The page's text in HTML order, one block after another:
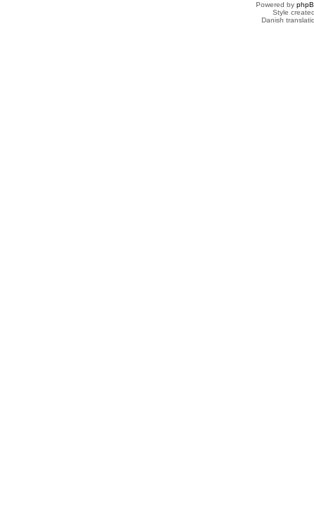
Powered by
Style
Danish